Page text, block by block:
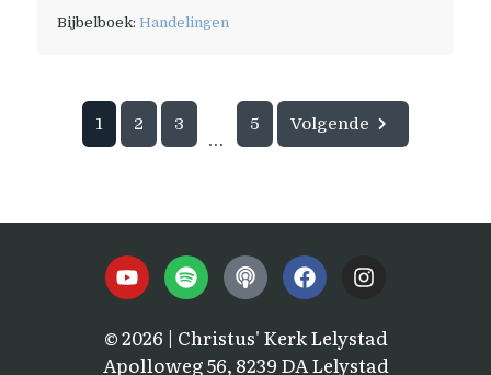
Bijbelboek: Handelingen
1 2 3
...
5 Volgende
© 2026 | Christus' Kerk Lelystad
Apolloweg 56, 8239 DA Lelystad